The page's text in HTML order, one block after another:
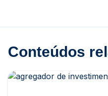
Conteúdos